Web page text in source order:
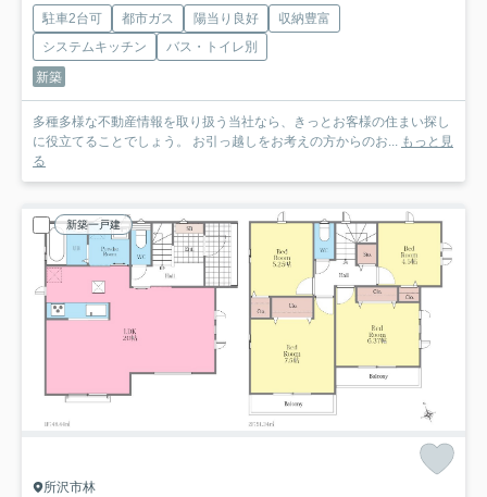
駐車2台可 都市ガス 陽当り良好
収納豊富
システムキッチン
バス・トイレ別
新築
多種多様な不動産情報を取り扱う当社なら、きっとお客様の住まい探し
に役立てることでしょう。 お引っ越しをお考えの方からのお...
もっと見
る
新築一戸建
所沢市林